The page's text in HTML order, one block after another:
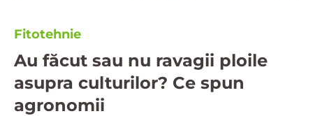
Fitotehnie
Au făcut sau nu ravagii ploile
asupra culturilor? Ce spun
agronomii